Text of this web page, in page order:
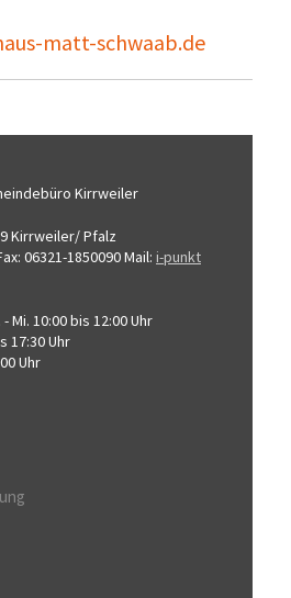
matt-schwaab.de
Kirrweiler
Kirrweiler/ Pfalz
06321-1850090Mail: i-punkt
- Mi. 10:00 bis 12:00 Uhr
17:30 Uhr
Uhr